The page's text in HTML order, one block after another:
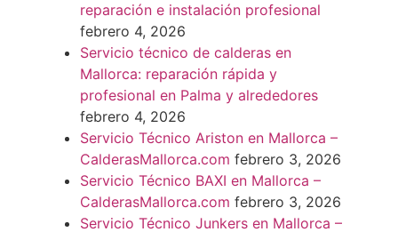
reparación e instalación profesional
febrero 4, 2026
Servicio técnico de calderas en
Mallorca: reparación rápida y
profesional en Palma y alrededores
febrero 4, 2026
Servicio Técnico Ariston en Mallorca –
CalderasMallorca.com febrero 3, 2026
Servicio Técnico BAXI en Mallorca –
CalderasMallorca.com febrero 3, 2026
Servicio Técnico Junkers en Mallorca –